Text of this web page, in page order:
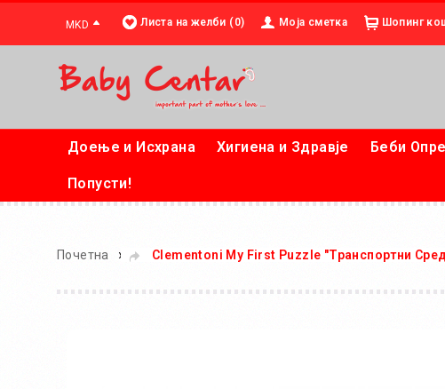
MKD Листа на желби (0) Моја сметка Шопинг
Доење и Исхрана Хигиена и Здравје Беби
Попусти!
Почетна » Clementoni My First Puzzle "Транспортни